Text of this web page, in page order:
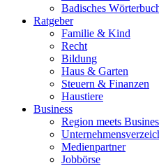
Badisches
Ratgeber
Familie & Kind
Recht
Bildung
Haus & Garten
Steuern & Finanzen
Haustiere
Business
Region meets
Medienpartner
Jobbörse